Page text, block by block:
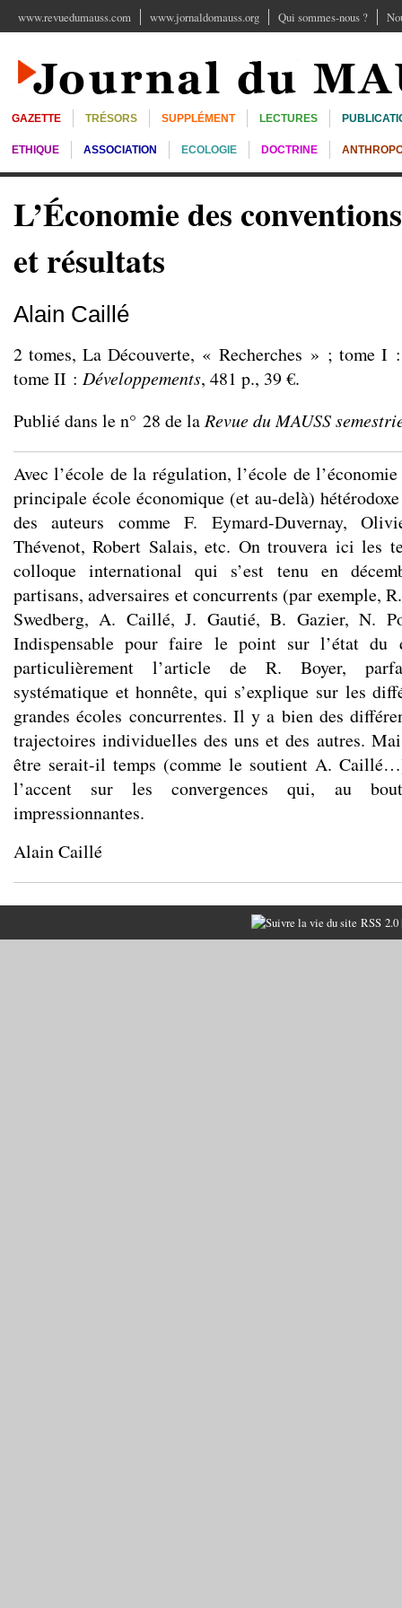
www.revuedumauss.com www.jornaldomauss.org Qui sommes-nous ?
GAZETTE TRÉSORS SUPPLÉMENT LECTURES
ETHIQUE ASSOCIATION ECOLOGIE DOCTRINE
L’Économie des
et résultats
Alain Caillé
2 tomes, La Découverte, « Recherches » ; tome
tome II : Développements, 481 p., 39 €.
Publié dans le n° 28 de laRevue du MAUSS
Avec l’école de la régulation, l’école de
principale école économique (et au-delà)
des auteurs comme F. Eymard-Duvernay,
Thévenot, Robert Salais, etc. On trouvera ici les
colloque international qui s’est tenu en
partisans, adversaires et concurrents (par exemple,
Swedberg, A. Caillé, J. Gautié, B. Gazier, N.
Indispensable pour faire le point sur l’état du
particulièrement l’article de R. Boyer,
systématique et honnête, qui s’explique sur les
grandes écoles concurrentes. Il y a bien des
trajectoires individuelles des uns et des autres.
être serait-il temps (comme le soutient A.
l’accent sur les convergences qui, au
impressionnantes.
Alain Caillé
RSS 2.0